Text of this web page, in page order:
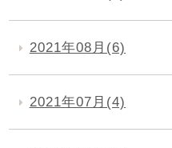
2021年08月(6)
2021年07月(4)